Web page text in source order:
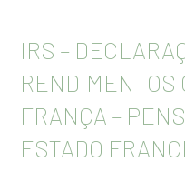
IRS –
RENDIMENTOS
FRANÇA –
ESTADO